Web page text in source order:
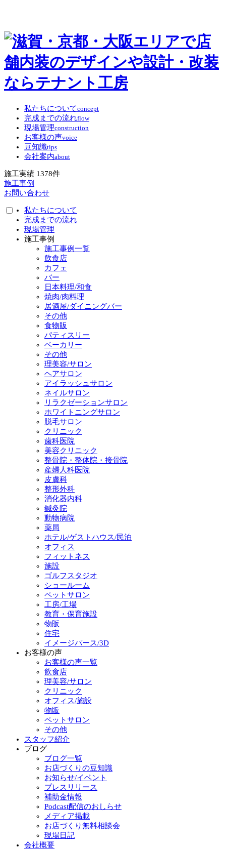
私たちについてconcept
完成までの流れflow
現場管理construction
お客様の声voice
豆知識tips
会社案内about
施工実績 1378件
施工事例
お問い合わせ
私たちについて
完成までの流れ
現場管理
施工事例
施工事例一覧
飲食店
カフェ
バー
日本料理/和食
焼肉/肉料理
居酒屋/ダイニングバー
その他
食物販
パティスリー
ベーカリー
その他
理美容/サロン
ヘアサロン
アイラッシュサロン
ネイルサロン
リラクゼーションサロン
ホワイトニングサロン
脱毛サロン
クリニック
歯科医院
美容クリニック
整骨院・整体院・接骨院
産婦人科医院
皮膚科
整形外科
消化器内科
鍼灸院
動物病院
薬局
ホテル/ゲストハウス/民泊
オフィス
フィットネス
施設
ゴルフスタジオ
ショールーム
ペットサロン
工房/工場
教育・保育施設
物販
住宅
イメージパース/3D
お客様の声
お客様の声一覧
飲食店
理美容/サロン
クリニック
オフィス/施設
物販
ペットサロン
その他
スタッフ紹介
ブログ
ブログ一覧
お店づくりの豆知識
お知らせ/イベント
プレスリリース
補助金情報
Podcast配信のおしらせ
メディア掲載
お店づくり無料相談会
現場日記
会社概要